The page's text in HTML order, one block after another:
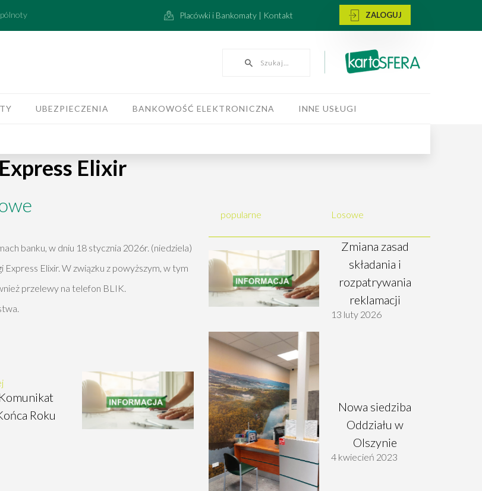
Placówki i Bankomaty | Kontakt ZALOGUJ
Szukaj...
UBEZPIECZENIA BANKOWOŚĆ ELEKTRONICZNA INNE USŁUGI
Elixir
banku, w dniu 18 stycznia 2026r. (niedziela)
Elixir. W związku z powyższym, w tym
przelewy na telefon BLIK.
Komunikat
Roku
popularne Losowe
Zmiana zasad
składania i
rozpatrywania
reklamacji
13 luty 2026
Nowa siedziba
Oddziału w
Olszynie
4 kwiecień 2023